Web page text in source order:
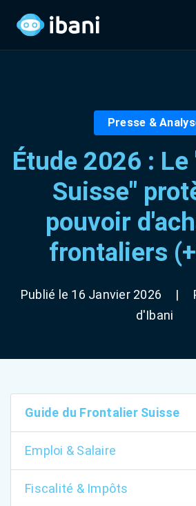
Presse &
Étude 2026 :
Suisse"
pouvoir
frontaliers
Publié le 16 Janvier 2026 |
d'Ibani
Guide du Frontalier Suisse
Emploi & Salaire
Fiscalité & Impôts